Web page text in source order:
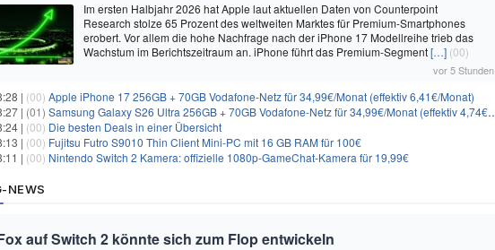
Im ersten Halbjahr 2026 hat Apple laut aktuellen Daten von Counterpoint
Research stolze 65 Prozent des weltweiten Marktes für Premium-Smartphones
erobert. Vor allem die hohe Nachfrage nach der iPhone 17 Modellreihe trieb das
Wachstum im Berichtszeitraum an. iPhone führt das Premium-Segment[…] (00)
vor 5 Stunden
| (00) Apple iPhone 17 256GB + 70GB Vodafone-Netz für 34,99€/Monat (effektiv 6,41€/Monat)
| (01) Samsung Galaxy S26 Ultra 256GB + 70GB Vodafone-Netz für 34,99€/Monat (effektiv 4,74€/Monat)
| (00) Die besten Deals in einer Übersicht
| (00) Fujitsu Futro S9010 Thin Client Mini-PC mit 16 GB RAM für 100€
| (00) Nintendo Switch 2 Kamera: offizielle 1080p-GameChat-Kamera für 19,99€
NEWS
auf Switch 2 könnte sich zum Flop entwickeln